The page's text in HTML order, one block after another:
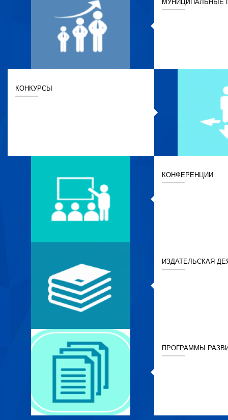
КОНКУРСЫ
КОНФЕРЕНЦИИ
ИЗДАТЕЛЬСКАЯ
ПРОГРАММЫ